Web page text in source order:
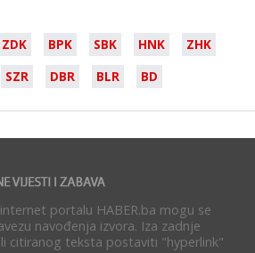
ZDK BPK SBK HNK
ZHK
SZR DBR BLR BD
portalu HABER.ba mogu se
navođenja izvora. Iza zadnje
citiranog teksta postaviti "hyperlink"